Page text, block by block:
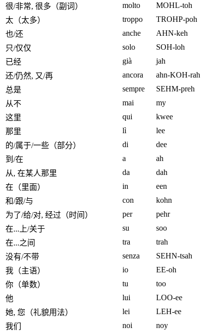
很/非常, 很多（副词）
molto MOHL-toh
太（太多）
troppo TROHP-poh
也/还
anche AHN-keh
只/仅仅
solo SOH-loh
已经
già jah
还/仍然, 又/再
ancora ahn-KOH-rah
总是
sempre SEHM-preh
从不
mai my
这里
qui kwee
那里
lì lee
的/属于/一些（部分）
di dee
到/在
a ah
从, 在某人那里
da dah
在（里面）
in een
和/跟/与
con kohn
为了/给/对, 经过（时间）
per pehr
在...上/关于
su soo
在...之间
tra trah
没有/不带
senza SEHN-tsah
我（主语）
io EE-oh
你（单数）
tu too
他
lui LOO-ee
她, 您（礼貌用法）
lei LEH-ee
我们
noi noy